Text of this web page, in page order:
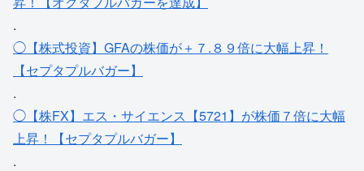
.
◯【株式投資】GFAの株価が＋７.８９倍に大幅上昇！
【セプタプルバガー】
.
◯【株FX】エス・サイエンス【5721】が株価７倍に大幅
上昇！【セプタプルバガー】
.